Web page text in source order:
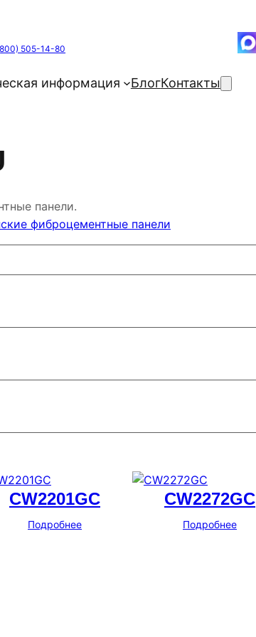
505-14-80
информация БлогКонтакты
панели.
фиброцементные панели
CW2201GC
Подробнее
CW2272GC
Подробнее